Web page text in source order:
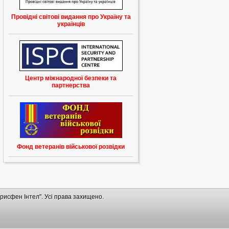
Провідні світові видання про Україну та
українців
Центр міжнародної безпеки та
партнерства
Фонд ветеранів військової розвідки
Інтел". Усі права захищено.